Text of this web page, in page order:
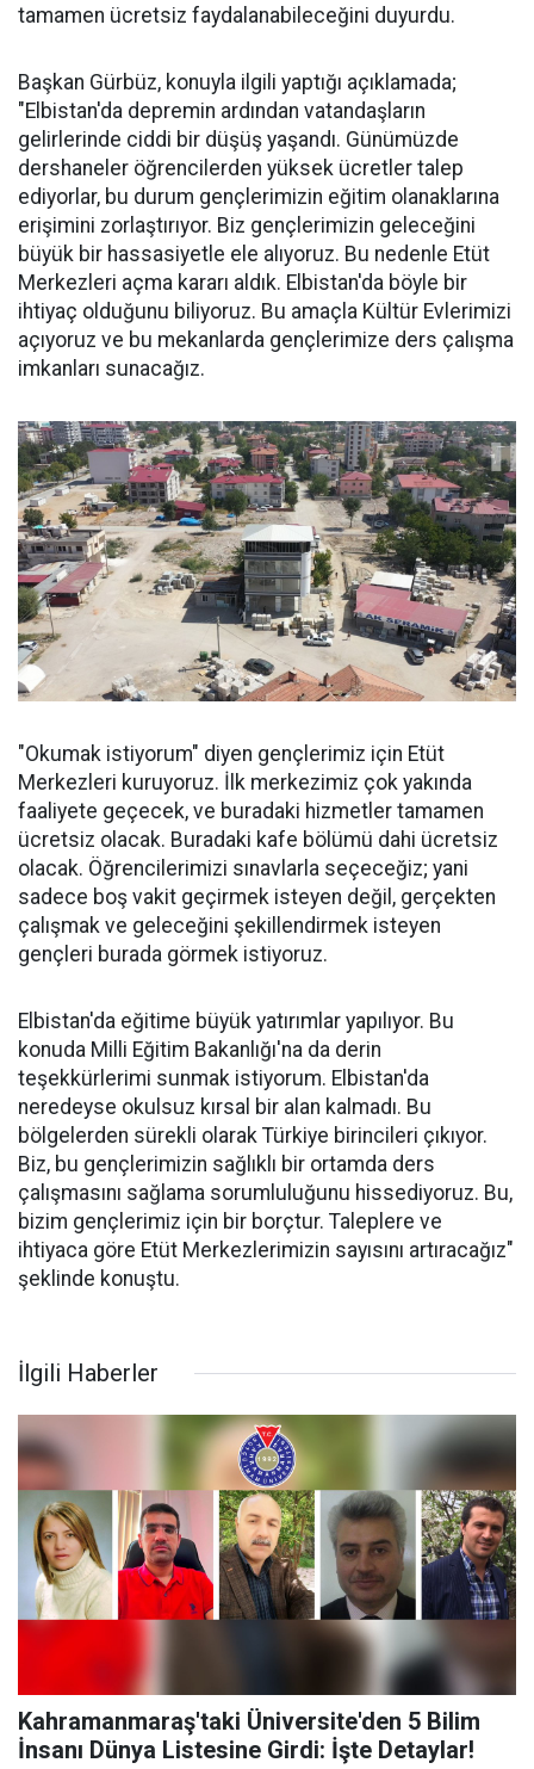
tamamen ücretsiz faydalanabileceğini duyurdu.
Başkan Gürbüz, konuyla ilgili yaptığı açıklamada;
"Elbistan'da depremin ardından vatandaşların
gelirlerinde ciddi bir düşüş yaşandı. Günümüzde
dershaneler öğrencilerden yüksek ücretler talep
ediyorlar, bu durum gençlerimizin eğitim olanaklarına
erişimini zorlaştırıyor. Biz gençlerimizin geleceğini
büyük bir hassasiyetle ele alıyoruz. Bu nedenle Etüt
Merkezleri açma kararı aldık. Elbistan'da böyle bir
ihtiyaç olduğunu biliyoruz. Bu amaçla Kültür Evlerimizi
açıyoruz ve bu mekanlarda gençlerimize ders çalışma
imkanları sunacağız.
"Okumak istiyorum" diyen gençlerimiz için Etüt
Merkezleri kuruyoruz. İlk merkezimiz çok yakında
faaliyete geçecek, ve buradaki hizmetler tamamen
ücretsiz olacak. Buradaki kafe bölümü dahi ücretsiz
olacak. Öğrencilerimizi sınavlarla seçeceğiz; yani
sadece boş vakit geçirmek isteyen değil, gerçekten
çalışmak ve geleceğini şekillendirmek isteyen
gençleri burada görmek istiyoruz.
Elbistan'da eğitime büyük yatırımlar yapılıyor. Bu
konuda Milli Eğitim Bakanlığı'na da derin
teşekkürlerimi sunmak istiyorum. Elbistan'da
neredeyse okulsuz kırsal bir alan kalmadı. Bu
bölgelerden sürekli olarak Türkiye birincileri çıkıyor.
Biz, bu gençlerimizin sağlıklı bir ortamda ders
çalışmasını sağlama sorumluluğunu hissediyoruz. Bu,
bizim gençlerimiz için bir borçtur. Taleplere ve
ihtiyaca göre Etüt Merkezlerimizin sayısını artıracağız"
şeklinde konuştu.
İlgili Haberler
Kahramanmaraş'taki Üniversite'den 5 Bilim
İnsanı Dünya Listesine Girdi: İşte Detaylar!